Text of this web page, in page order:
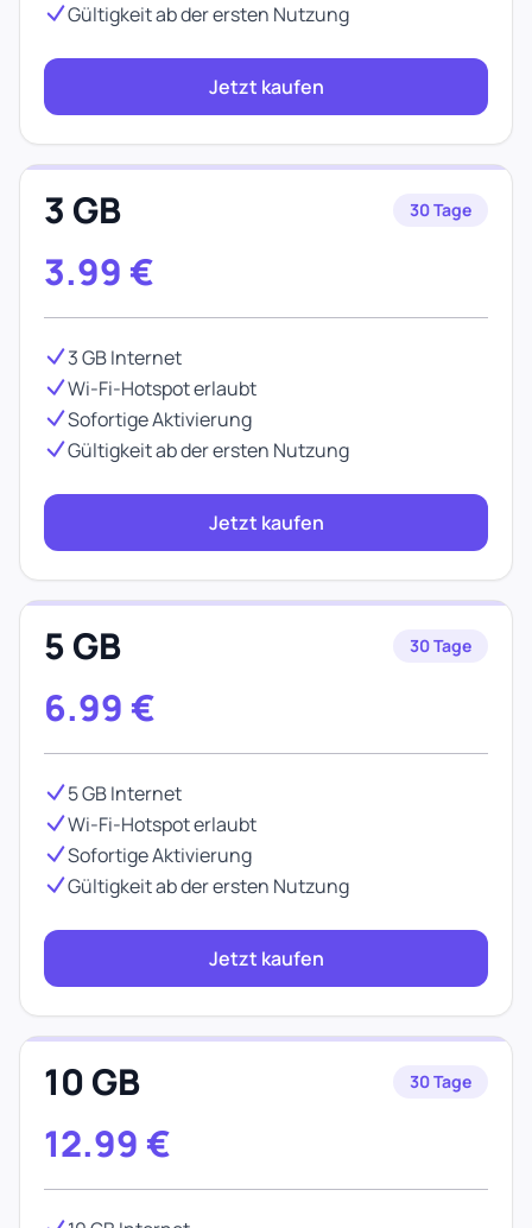
Gültigkeit ab der ersten Nutzung
Jetzt kaufen
3 GB 30 Tage
3.99 €
3 GB Internet
Wi-Fi-Hotspot erlaubt
Sofortige Aktivierung
Gültigkeit ab der ersten Nutzung
Jetzt kaufen
5 GB 30 Tage
6.99 €
5 GB Internet
Wi-Fi-Hotspot erlaubt
Sofortige Aktivierung
Gültigkeit ab der ersten Nutzung
Jetzt kaufen
10 GB 30 Tage
12.99 €